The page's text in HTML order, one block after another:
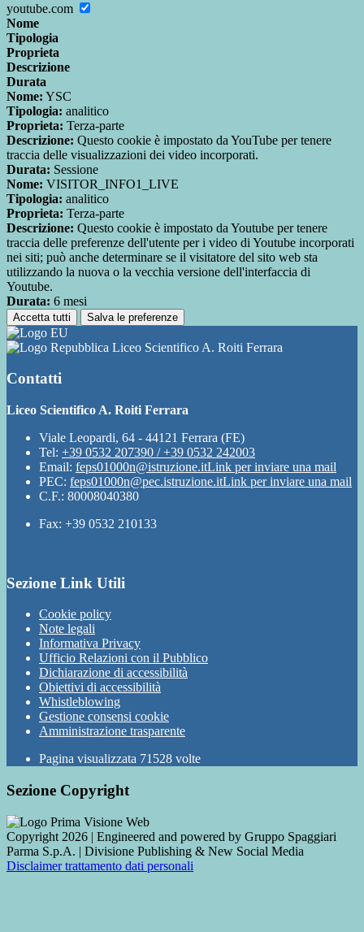
youtube.com
Nome
Tipologia
Proprieta
Descrizione
Durata
Nome: YSC
Tipologia: analitico
Proprieta: Terza-parte
Descrizione: Questo cookie è impostato da YouTube per tenere
traccia delle visualizzazioni dei video incorporati.
Durata: Sessione
Nome: VISITOR_INFO1_LIVE
Tipologia: analitico
Proprieta: Terza-parte
Descrizione: Questo cookie è impostato da Youtube per tenere
traccia delle preferenze dell'utente per i video di Youtube incorporati
nei siti; può anche determinare se il visitatore del sito web sta
utilizzando la nuova o la vecchia versione dell'interfaccia di
Youtube.
Durata: 6 mesi
Accetta tutti Salva le preferenze
Liceo Scientifico A. Roiti Ferrara
Contatti
Liceo Scientifico A. Roiti Ferrara
Viale Leopardi, 64 - 44121 Ferrara (FE)
Tel: +39 0532 207390 / +39 0532 242003
Email: feps01000n@istruzione.itLink per inviare una mail
PEC: feps01000n@pec.istruzione.itLink per inviare una mail
C.F.: 80008040380
Fax: +39 0532 210133
Sezione Link Utili
Cookie policy
Note legali
Informativa Privacy
Ufficio Relazioni con il Pubblico
Dichiarazione di accessibilità
Obiettivi di accessibilità
Whistleblowing
Gestione consensi cookie
Amministrazione trasparente
Pagina visualizzata 71528 volte
Sezione Copyright
Copyright 2026 | Engineered and powered by Gruppo Spaggiari
Parma S.p.A. | Divisione Publishing & New Social Media
Disclaimer trattamento dati personali